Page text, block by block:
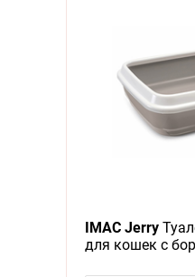
IMAC Jerry
для кошек с